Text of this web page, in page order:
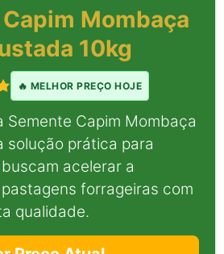
Mombaça
10kg
🔥 MELHOR PREÇO HOJE
Semente Capim Mombaça
solução prática para
acelerar a
forrageiras com
qualidade.